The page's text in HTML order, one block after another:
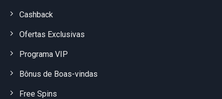
Cashback
Ofertas Exclusivas
Programa VIP
Bônus de Boas-vindas
Free Spins